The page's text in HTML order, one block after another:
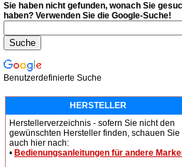
Sie haben nicht gefunden, wonach Sie
haben? Verwenden Sie die Google-Suche!
Benutzerdefinierte Suche
HERSTELLER
Herstellerverzeichnis - sofern Sie nicht den
gewünschten Hersteller finden, schauen Sie
auch hier nach:
• Bedienungsanleitungen für andere